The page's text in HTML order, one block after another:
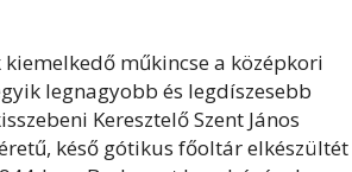
műkincse a középkori
legnagyobb és legdíszesebb
Keresztelő Szent János
késő gótikus főoltár elkészültét